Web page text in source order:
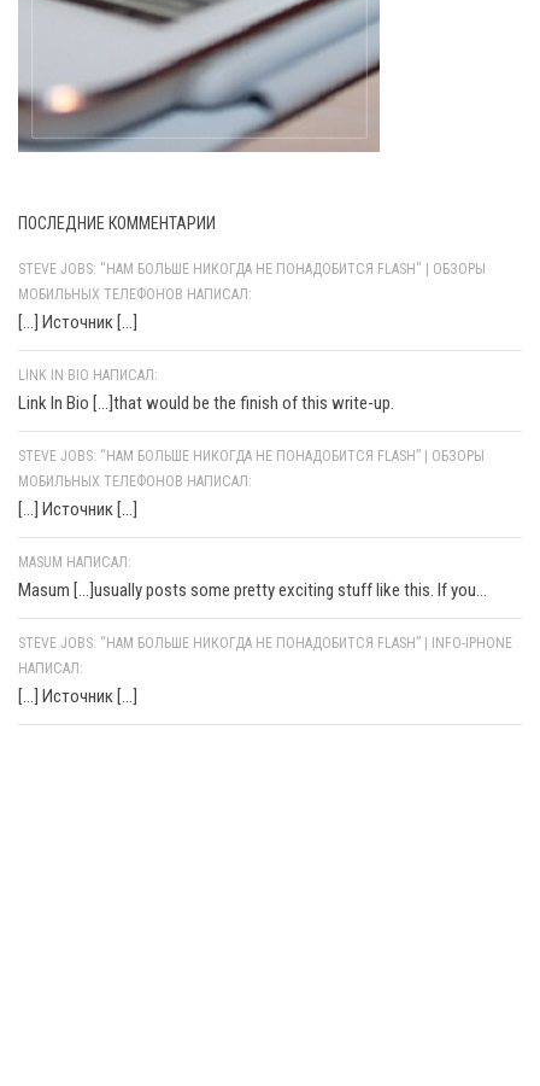
ПОСЛЕДНИЕ КОММЕНТАРИИ
STEVE JOBS: "НАМ БОЛЬШЕ НИКОГДА НЕ ПОНАДОБИТСЯ FLASH" | ОБЗОРЫ
МОБИЛЬНЫХ ТЕЛЕФОНОВ НАПИСАЛ:
[…] Источник […]
LINK IN BIO НАПИСАЛ:
Link In Bio [...]that would be the finish of this write-up.
STEVE JOBS: “НАМ БОЛЬШЕ НИКОГДА НЕ ПОНАДОБИТСЯ FLASH” | ОБЗОРЫ
МОБИЛЬНЫХ ТЕЛЕФОНОВ НАПИСАЛ:
[…] Источник […]
MASUM НАПИСАЛ:
Masum [...]usually posts some pretty exciting stuff like this. If you...
STEVE JOBS: “НАМ БОЛЬШЕ НИКОГДА НЕ ПОНАДОБИТСЯ FLASH” | INFO-IPHONE
НАПИСАЛ:
[…] Источник […]